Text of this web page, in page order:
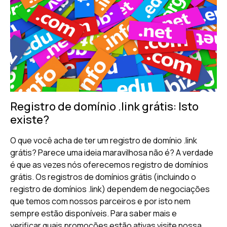
Registro de domínio .link grátis: Isto
existe?
O que você acha de ter um registro de domínio .link
grátis? Parece uma ideia maravilhosa não é? A verdade
é que as vezes nós oferecemos registro de domínios
grátis. Os registros de domínios grátis (incluindo o
registro de domínios .link) dependem de negociações
que temos com nossos parceiros e por isto nem
sempre estão disponíveis. Para saber mais e